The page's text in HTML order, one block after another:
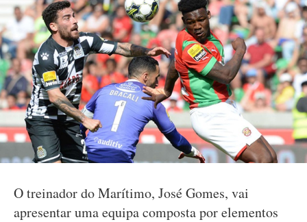
O treinador do Marítimo, José Gomes, vai
apresentar uma equipa composta por elementos